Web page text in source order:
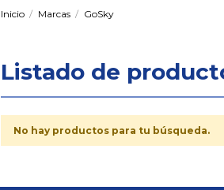
Inicio Marcas GoSky
Listado de
No hay productos para tu búsqueda.